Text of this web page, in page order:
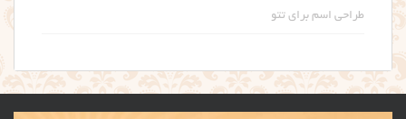
طراحی اسم برای تتو